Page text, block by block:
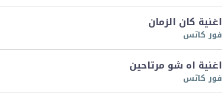
اغنية كان الزمان
فور كاتس
اغنية اه شو مرتاحين
فور كاتس